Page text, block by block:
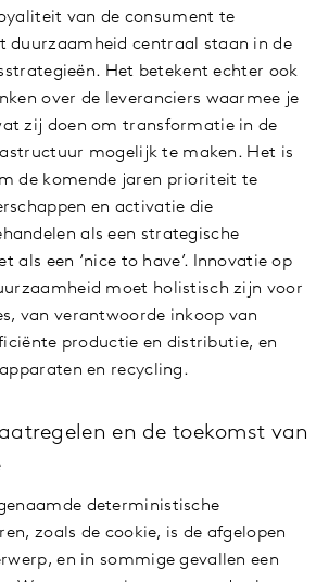
van de consument te
duurzaamheid centraal staan in de
Het betekent echter ook
over de leveranciers waarmee je
zij doen om transformatie in de
mogelijk te maken. Het is
de komende jaren prioriteit te
en activatie die
als een strategische
als een ‘nice to have’. Innovatie op
moet holistisch zijn voor
van verantwoorde inkoop van
productie en distributie, en
en recycling.
en de toekomst van
deterministische
zoals de cookie, is de afgelopen
en in sommige gevallen een